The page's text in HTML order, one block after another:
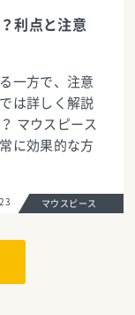
利点と注意
一方で、注意
は詳しく解説
マウスピース
に効果的な方
マウスピース